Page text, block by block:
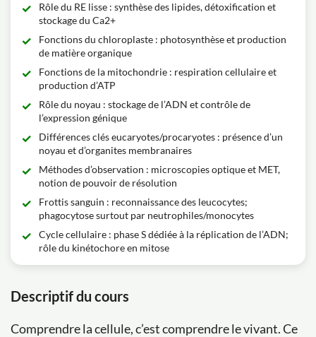
Rôle du RE lisse : synthèse des lipides, détoxification et
stockage du Ca2+
Fonctions du chloroplaste : photosynthèse et production
de matière organique
Fonctions de la mitochondrie : respiration cellulaire et
production d’ATP
Rôle du noyau : stockage de l’ADN et contrôle de
l’expression génique
Différences clés eucaryotes/procaryotes : présence d’un
noyau et d’organites membranaires
Méthodes d’observation : microscopies optique et MET,
notion de pouvoir de résolution
Frottis sanguin : reconnaissance des leucocytes;
phagocytose surtout par neutrophiles/monocytes
Cycle cellulaire : phase S dédiée à la réplication de l’ADN;
rôle du kinétochore en mitose
Descriptif du cours
Comprendre la cellule, c’est comprendre le vivant. Ce